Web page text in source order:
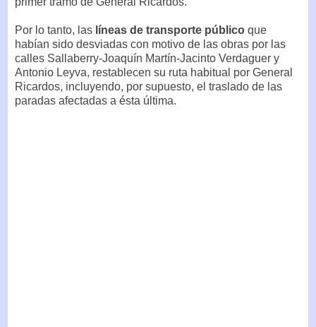
Por lo tanto, las líneas de transporte público que
habían sido desviadas con motivo de las obras por las
calles Sallaberry-Joaquín Martín-Jacinto Verdaguer y
Antonio Leyva, restablecen su ruta habitual por General
Ricardos, incluyendo, por supuesto, el traslado de las
paradas afectadas a ésta última.